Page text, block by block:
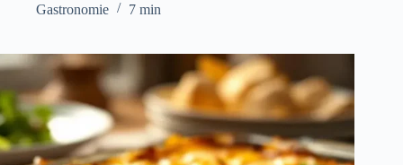
Gastronomie
7 min